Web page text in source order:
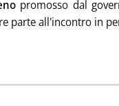
promosso dal
parte all'incontro in